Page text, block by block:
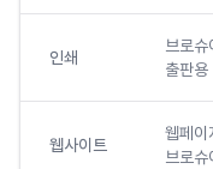
인쇄
브로
출판
웹사이트
웹페
브로